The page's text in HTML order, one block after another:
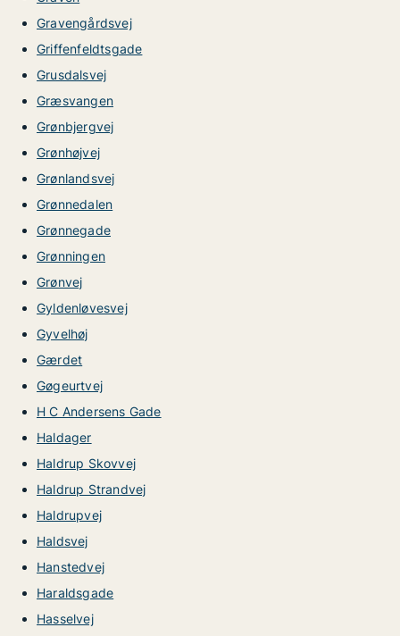
Gravengårdsvej
Griffenfeldtsgade
Grusdalsvej
Græsvangen
Grønbjergvej
Grønhøjvej
Grønlandsvej
Grønnedalen
Grønnegade
Grønningen
Grønvej
Gyldenløvesvej
Gyvelhøj
Gærdet
Gøgeurtvej
H C Andersens Gade
Haldager
Haldrup Skovvej
Haldrup Strandvej
Haldrupvej
Haldsvej
Hanstedvej
Haraldsgade
Hasselvej